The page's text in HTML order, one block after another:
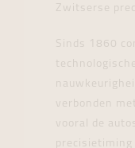
Zwitserse
Sinds 1860
verbonden
vooral de
precisietiming